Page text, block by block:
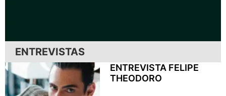
ENTREVISTAS
ENTREVISTA FELIPE
THEODORO